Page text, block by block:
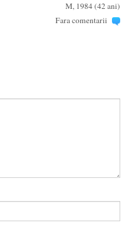
M, 1984 (42 ani)
Fara comentarii